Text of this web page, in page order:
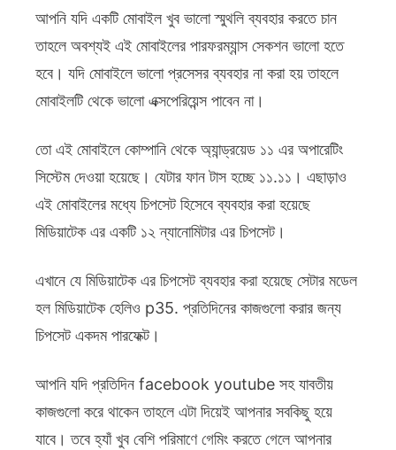
আপনি যদি একটি মোবাইল খুব ভালো স্মুথলি ব্যবহার করতে চান
তাহলে অবশ্যই এই মোবাইলের পারফরম্যান্স সেকশন ভালো হতে
হবে। যদি মোবাইলে ভালো প্রসেসর ব্যবহার না করা হয় তাহলে
মোবাইলটি থেকে ভালো এক্সপেরিয়েন্স পাবেন না।
তো এই মোবাইলে কোম্পানি থেকে অ্যান্ড্রয়েড ১১ এর অপারেটিং
সিস্টেম দেওয়া হয়েছে। যেটার ফান টাস হচ্ছে ১১.১১। এছাড়াও
এই মোবাইলের মধ্যে চিপসেট হিসেবে ব্যবহার করা হয়েছে
মিডিয়াটেক এর একটি ১২ ন্যানোমিটার এর চিপসেট।
এখানে যে মিডিয়াটেক এর চিপসেট ব্যবহার করা হয়েছে সেটার মডেল
হল মিডিয়াটেক হেলিও p35. প্রতিদিনের কাজগুলো করার জন্য
চিপসেট একদম পারফেক্ট।
আপনি যদি প্রতিদিন facebook youtube সহ যাবতীয়
কাজগুলো করে থাকেন তাহলে এটা দিয়েই আপনার সবকিছু হয়ে
যাবে। তবে হ্যাঁ খুব বেশি পরিমাণে গেমিং করতে গেলে আপনার